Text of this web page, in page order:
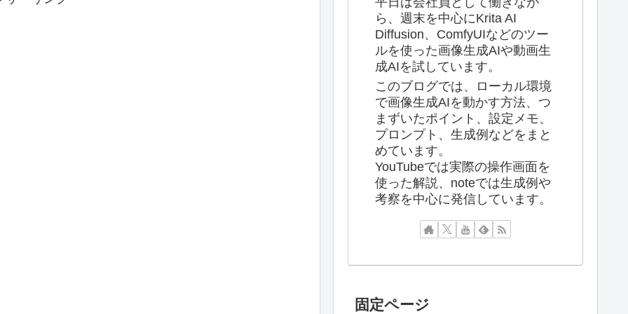
ら、週末を中心にKrita AI
Diffusion、ComfyUIなどのツー
ルを使った画像生成AIや動画生
成AIを試しています。
このブログでは、ローカル環境
で画像生成AIを動かす方法、つ
まずいたポイント、設定メモ、
プロンプト、生成例などをまと
めています。
YouTubeでは実際の操作画面を
使った解説、noteでは生成例や
考察を中心に発信しています。
固定ページ